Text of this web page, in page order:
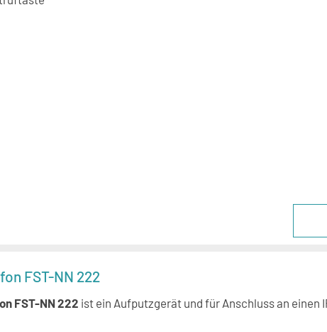
FST-NN 222
FST-NN 222 ist ein Aufputzgerät und für Anschluss an einen